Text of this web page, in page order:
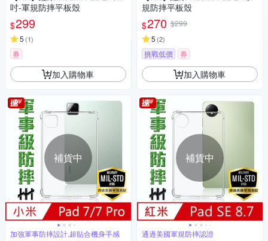
吋-軍規防摔平板殼
$299
5 (1)
券
加入購物車
補貨中
加強軍事防摔設計,超貼合機身手感
規防摔平板殼
$270 $299
5 (2)
挑戰低價 券
加入購物車
補貨中
通過美國軍規防摔認證